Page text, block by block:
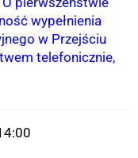
wypełnienia
w Przejściu
telefonicznie,